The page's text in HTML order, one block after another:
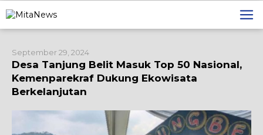
ke
konten
September 29, 2024
Desa Tanjung Belit Masuk Top 50 Nasional,
Kemenparekraf Dukung Ekowisata
Berkelanjutan